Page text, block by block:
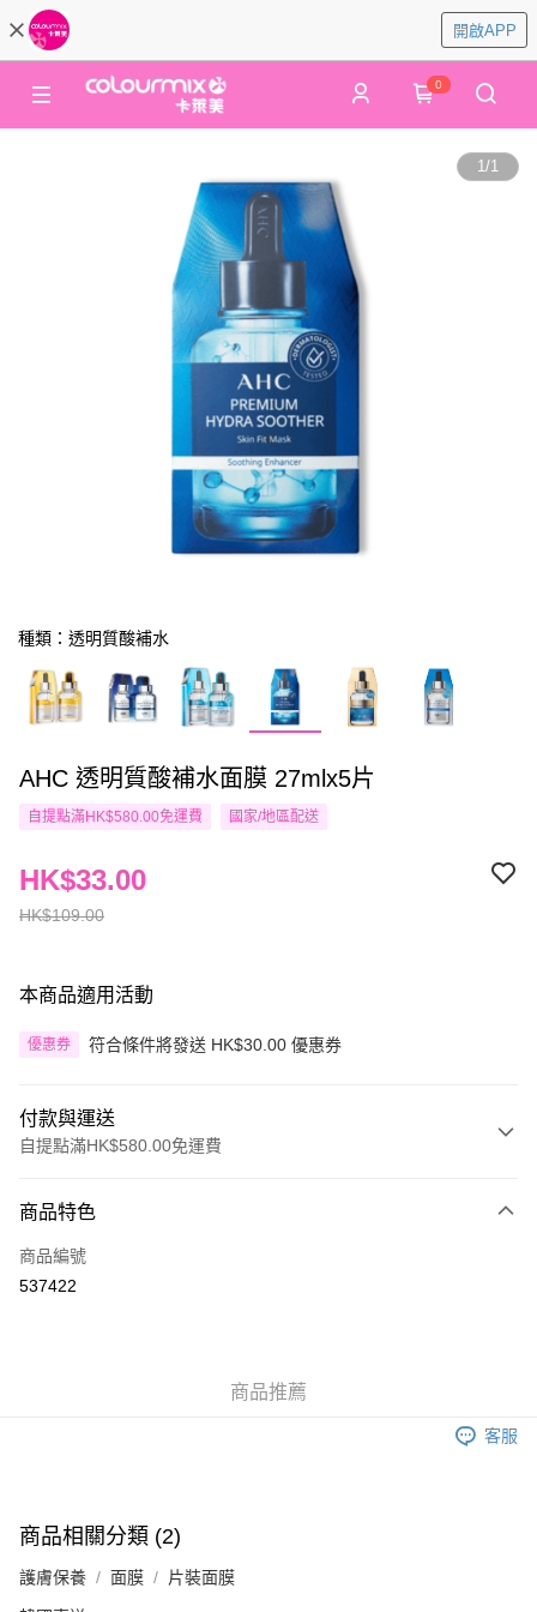
開啟APP
0
1/1
種類：透明質酸補水
AHC 透明質酸補水面膜 27mlx5片
自提點滿HK$580.00免運費 國家/地區配送
HK$109.00
HK$33.00
本商品適用活動
優惠券 符合條件將發送 HK$30.00 優惠券
付款與運送
自提點滿HK$580.00免運費
信用卡
Apple Pay
相關說明
銀行匯款 請將存款存到以下銀行帳戶，並於存款單據寫上訂單編號後電郵至
eshop@colourmix-cosmetics.com** **我們不會處理沒有提供存款單據的訂
送貨方式
商品特色
商品編號
537422
商品推薦
客服
商品相關分類 (2)
護膚保養 面膜 片裝面膜